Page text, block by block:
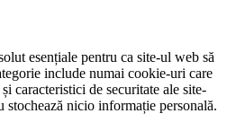
esențiale pentru ca site-ul web să
include numai cookie-uri care
caracteristici de securitate ale site-
nicio informație personală.